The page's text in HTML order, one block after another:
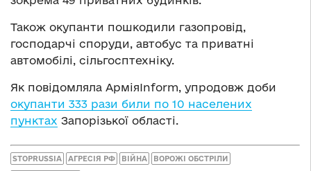
Також окупанти пошкодили газопровід,
господарчі споруди, автобус та приватні
автомобілі, сільгосптехніку.
Як повідомляла АрміяInform, упродовж доби
окупанти 333 рази били по 10 населених
пунктах Запорізької області.
STOPRUSSIA АГРЕСІЯ РФ ВІЙНА ВОРОЖІ ОБСТРІЛИ